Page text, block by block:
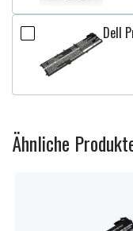
Dell
Ähnliche